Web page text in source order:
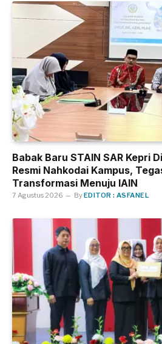
Babak Baru STAIN SAR Kepri
Resmi Nahkodai Kampus,
Transformasi Menuju IAIN
7 Agustus 2026 ByEDITOR : ASFANEL